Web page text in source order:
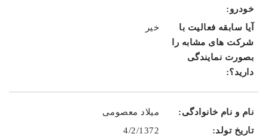
خیر
میلاد معصومی
4/2/1372